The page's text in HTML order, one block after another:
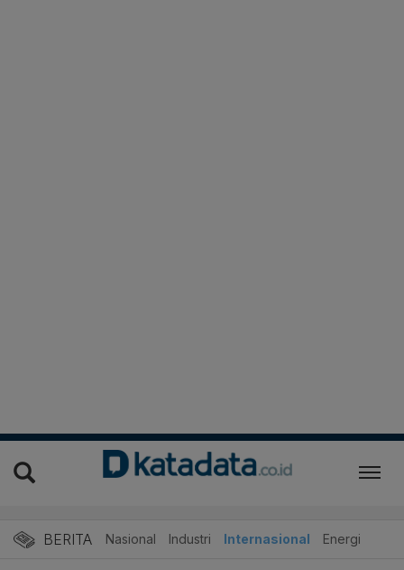
BERITA Nasional Industri Internasional Energi